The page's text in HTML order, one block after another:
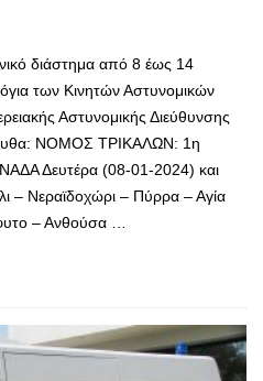
διάστημα από 8 έως 14
των Κινητών Αστυνομικών
Αστυνομικής Διεύθυνσης
ΝΟΜΟΣ ΤΡΙΚΑΛΩΝ: 1η
Δευτέρα (08-01-2024) και
– Νεραϊδοχώρι – Πύρρα – Αγία
– Ανθούσα …